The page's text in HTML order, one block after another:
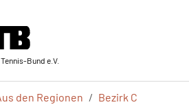
Bund e.V.
den Regionen Bezirk C